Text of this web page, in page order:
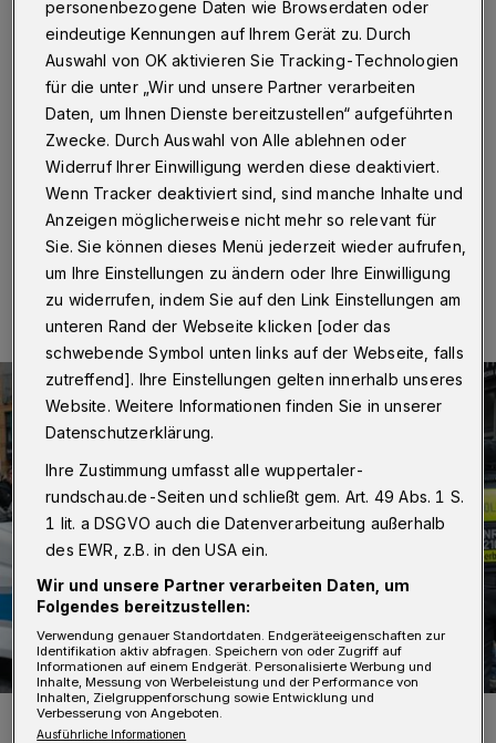
Wuppertal·Als Reaktion auf den für Samstag (14.
Juni 2025) angekündigten „Friedensmarsch für Gaza“,
der um 13 Uhr auf dem Platz vor dem Hauptbahnhof
am Döppersberg startet und zum Laurentiusplatz
führen soll, ruft ein Aktionsbündnis zu einer
„Mahnwache gegen jeden Antisemitismus“ auf.
13.06.2025 , 08:30 Uhr Eine Minute Lesezeit
Pro-israelische Demonstrantinnen und Demonstranten im
November 2023 in Wuppertal.
personenbezogene Daten wie Browserdaten oder
eindeutige Kennungen auf Ihrem Gerät zu. Durch
Auswahl von OK aktivieren Sie Tracking-Technologien
für die unter „Wir und unsere Partner verarbeiten
Daten, um Ihnen Dienste bereitzustellen“ aufgeführten
Zwecke. Durch Auswahl von Alle ablehnen oder
Widerruf Ihrer Einwilligung werden diese deaktiviert.
Wenn Tracker deaktiviert sind, sind manche Inhalte und
Anzeigen möglicherweise nicht mehr so relevant für
Sie. Sie können dieses Menü jederzeit wieder aufrufen,
um Ihre Einstellungen zu ändern oder Ihre Einwilligung
zu widerrufen, indem Sie auf den Link Einstellungen am
unteren Rand der Webseite klicken [oder das
schwebende Symbol unten links auf der Webseite, falls
zutreffend]. Ihre Einstellungen gelten innerhalb unseres
Website. Weitere Informationen finden Sie in unserer
Datenschutzerklärung.
Ihre Zustimmung umfasst alle wuppertaler-
rundschau.de-Seiten und schließt gem. Art. 49 Abs. 1 S.
1 lit. a DSGVO auch die Datenverarbeitung außerhalb
des EWR, z.B. in den USA ein.
Wir und unsere Partner verarbeiten Daten, um
Folgendes bereitzustellen:
Verwendung genauer Standortdaten. Endgeräteeigenschaften zur
Identifikation aktiv abfragen. Speichern von oder Zugriff auf
Informationen auf einem Endgerät. Personalisierte Werbung und
Inhalte, Messung von Werbeleistung und der Performance von
Inhalten, Zielgruppenforschung sowie Entwicklung und
Verbesserung von Angeboten.
Ausführliche Informationen